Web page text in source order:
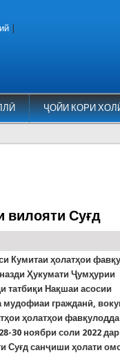
ҶОЙИ КОРИ
вилояти Суғд
Кумитаи ҳолатҳои
Ҳукумати Ҷумҳурии
татбиқи Нақшаи асосии
гражданӣ,
ҳолатҳои фавқулодда
30 ноябри соли 2022 дар
Суғд санҷиши ҳолати